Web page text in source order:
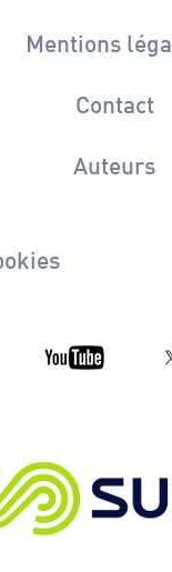
Mentions
Contact
Auteurs